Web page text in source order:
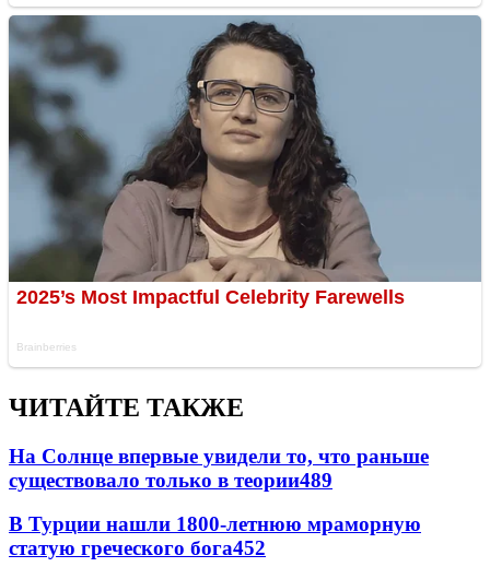
ЧИТАЙТЕ ТАКЖЕ
На Солнце впервые увидели то, что раньше
существовало только в теории489
В Турции нашли 1800-летнюю мраморную
статую греческого бога452